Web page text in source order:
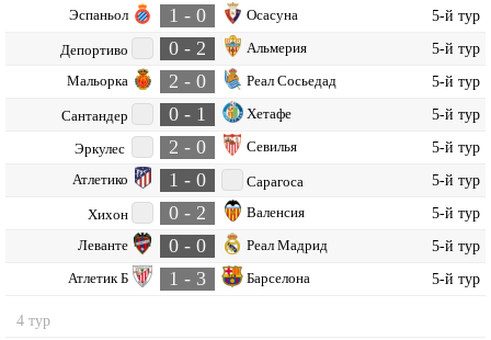
Эспаньол 1 - 0 Осасуна 5-й тур
Депортиво 0 - 2 Альмерия 5-й тур
Мальорка 2 - 0 Реал Сосьедад 5-й тур
Сантандер 0 - 1 Хетафе 5-й тур
Эркулес 2 - 0 Севилья 5-й тур
Атлетико 1 - 0 Сарагоса 5-й тур
Хихон 0 - 2 Валенсия 5-й тур
Леванте 0 - 0 Реал Мадрид 5-й тур
Атлетик Б 1 - 3 Барселона 5-й тур
4 тур